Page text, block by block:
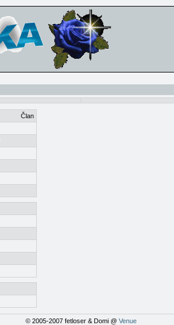
Član
© 2005-2007 fetloser & Domi @ Venue